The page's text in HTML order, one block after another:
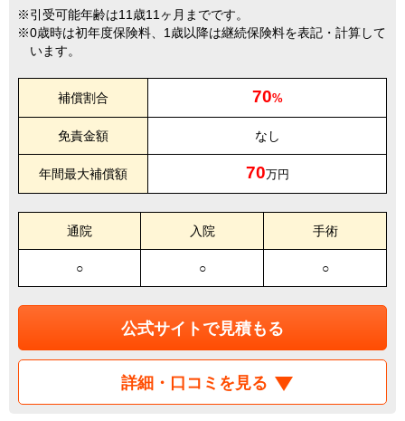
引受可能年齢は11歳11ヶ月までです。
0歳時は初年度保険料、1歳以降は継続保険料を表記・計算して
います。
補償割合 70%
免責金額 なし
年間最大補償額 70万円
通院 入院 手術
○ ○ ○
公式サイトで見積もる
詳細・口コミを見る